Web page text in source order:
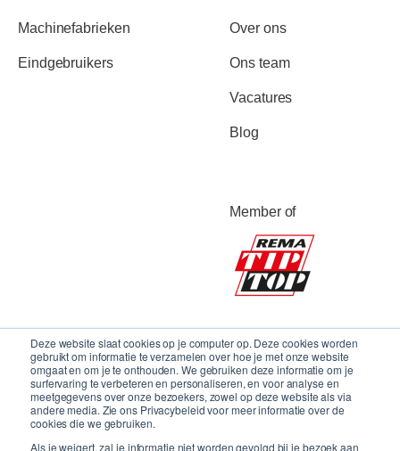
Deze website slaat cookies op je computer op. Deze cookies worden
gebruikt om informatie te verzamelen over hoe je met onze website
omgaat en om je te onthouden. We gebruiken deze informatie om je
surfervaring te verbeteren en personaliseren, en voor analyse en
meetgegevens over onze bezoekers, zowel op deze website als via
andere media. Zie ons Privacybeleid voor meer informatie over de
cookies die we gebruiken.
Als je weigert, zal je informatie niet worden gevolgd bij je bezoek aan
Machinefabrieken
Eindgebruikers
Over ons
Ons team
Vacatures
Blog
Member of